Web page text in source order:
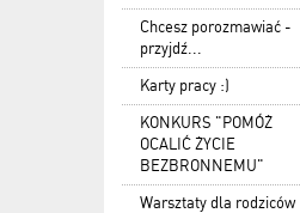
Chcesz porozmawiać -
przyjdź...
Karty pracy :)
KONKURS "POMÓŻ
OCALIĆ ŻYCIE
BEZBRONNEMU"
Warsztaty dla rodziców